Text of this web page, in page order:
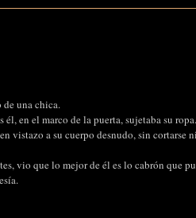
una chica.
él, en el marco de la puerta, sujetaba su
vistazo a su cuerpo desnudo, sin cortarse
vio que lo mejor de él es lo cabrón que